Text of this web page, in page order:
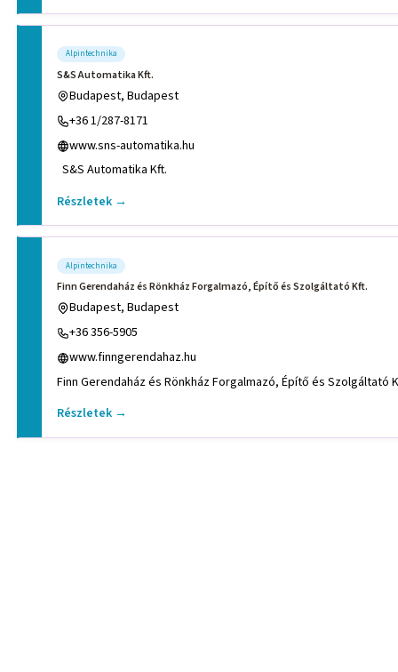
Alpintechnika
S&S Automatika Kft.
Budapest, Budapest
+36 1/287-8171
www.sns-automatika.hu
S&S Automatika Kft.
Részletek →
Alpintechnika
Finn Gerendaház és Rönkház Forgalmazó, Építő és Szolgáltató Kft.
Budapest, Budapest
+36 356-5905
www.finngerendahaz.hu
Finn Gerendaház és Rönkház Forgalmazó, Építő és Szolgáltató
Részletek →